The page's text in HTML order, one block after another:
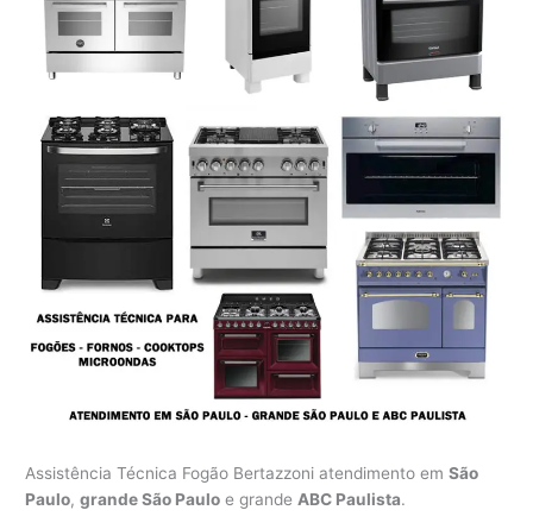
Assistência Técnica Fogão Bertazzoni atendimento emSão
Paulo,grande São Paulo e grandeABC Paulista.